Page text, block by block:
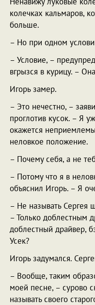
колечках кальмаров,
больше.
– Но при одном
– Условие, –
вгрызся в курицу. –
Игорь замер.
– Это нечестно, –
проглотив кусок. – Я
окажется
неловкое положение.
– Почему себя, а не
– Потому что я в
объяснил Игорь. – Я
– Не называть Сергея
– Только доблестным
доблестный драйвер,
Усек?
Игорь задумался.
– Вообще, таким
моей песне, – сурово
называть своего